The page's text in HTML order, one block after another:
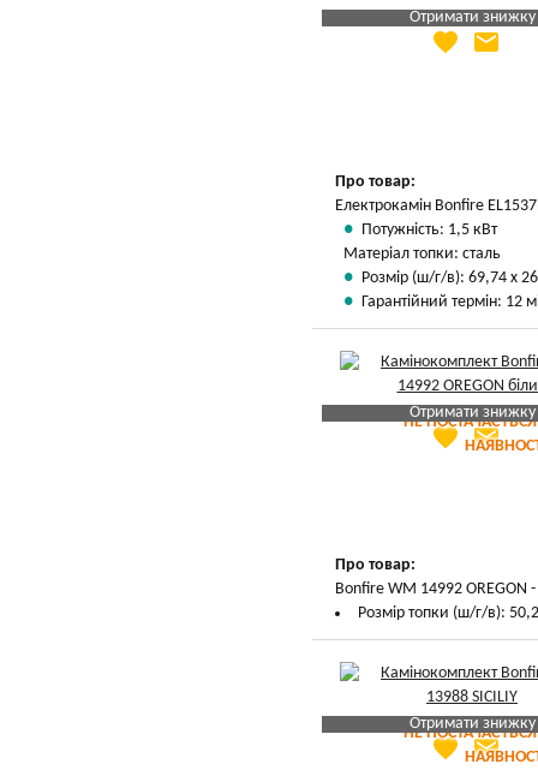
Отримати знижку
Яка Ваша ціна
favorite email
Про товар:
Електрокамін Bonfire
Потужність: 1,5 кВт
Матеріал топки: сталь
Розмір (ш/г/в): 69,74 х
Гарантійний термін: 12
НЕ
Отримати знижку
Яка Ваша ціна?
favorite email
Про товар:
Bonfire WM 14992 OREGON
Розмір топки (ш/г/в):
НЕ
Отримати знижку
Яка Ваша ціна?
favorite email